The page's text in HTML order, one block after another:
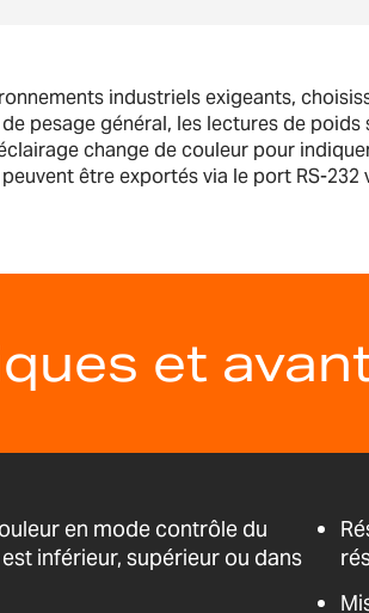
industriels exigeants,
pesage général, les lectures de
change de couleur pour
être exportés via le port RS-232
et
en mode contrôle du
inférieur, supérieur ou dans